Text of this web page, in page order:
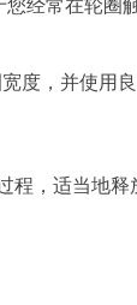
经常在轮圈
度，并使用良
程，适当地释